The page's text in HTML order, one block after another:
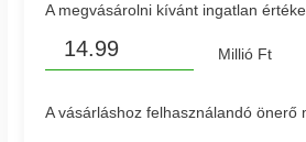
A megvásárolni kívánt ingatlan
Millió Ft
A vásárláshoz felhasználandó önerő